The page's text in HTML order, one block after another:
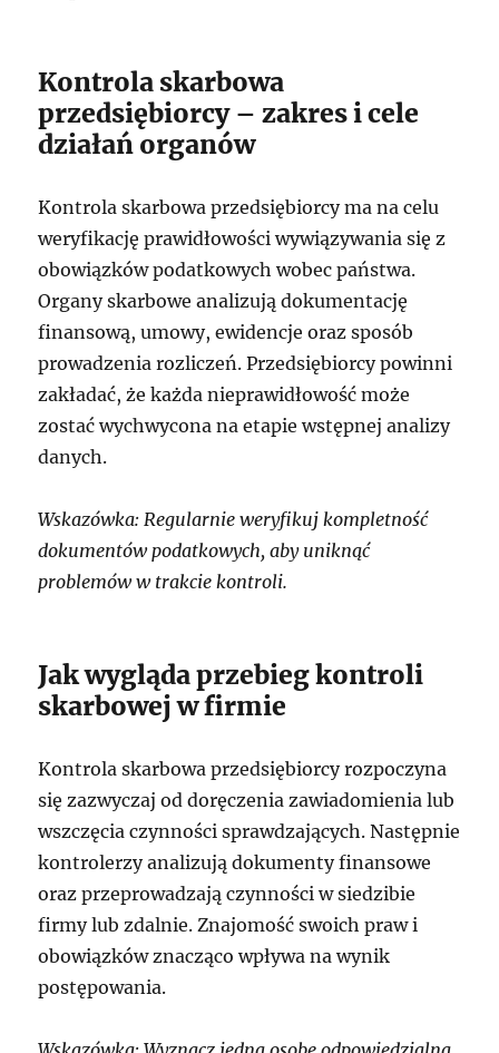
Kontrola skarbowa
przedsiębiorcy – zakres i cele
działań organów
Kontrola skarbowa przedsiębiorcy ma na celu
weryfikację prawidłowości wywiązywania się z
obowiązków podatkowych wobec państwa.
Organy skarbowe analizują dokumentację
finansową, umowy, ewidencje oraz sposób
prowadzenia rozliczeń. Przedsiębiorcy powinni
zakładać, że każda nieprawidłowość może
zostać wychwycona na etapie wstępnej analizy
danych.
Wskazówka: Regularnie weryfikuj kompletność
dokumentów podatkowych, aby uniknąć
problemów w trakcie kontroli.
Jak wygląda przebieg kontroli
skarbowej w firmie
Kontrola skarbowa przedsiębiorcy rozpoczyna
się zazwyczaj od doręczenia zawiadomienia lub
wszczęcia czynności sprawdzających. Następnie
kontrolerzy analizują dokumenty finansowe
oraz przeprowadzają czynności w siedzibie
firmy lub zdalnie. Znajomość swoich praw i
obowiązków znacząco wpływa na wynik
postępowania.